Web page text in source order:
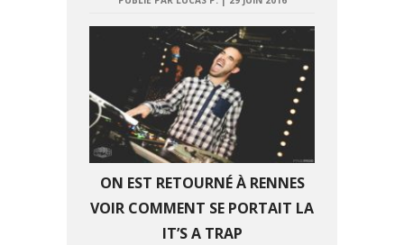
ON EST RETOURNÉ À RENNES
VOIR COMMENT SE PORTAIT LA
IT’S A TRAP